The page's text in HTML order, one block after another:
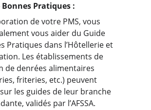
Bonnes Pratiques :
de votre PMS, vous
vous aider du Guide
Pratiques dans l’Hôtellerie et
Les établissements de
de denrées alimentaires
friteries, etc.) peuvent
les guides de leur branche
validés par l’AFSSA.